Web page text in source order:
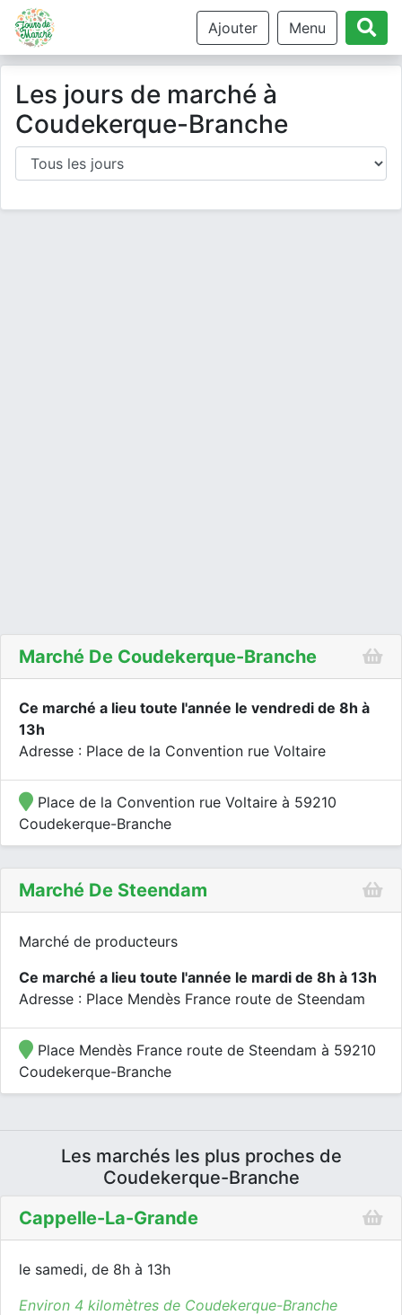
Ajouter Menu
Les jours de marché à
Coudekerque-Branche
Marché De Coudekerque-Branche
Ce marché a lieu toute l'année le vendredi de 8h à
13h
Adresse : Place de la Convention rue Voltaire
Place de la Convention rue Voltaire à 59210
Coudekerque-Branche
Marché De Steendam
Marché de producteurs
Ce marché a lieu toute l'année le mardi de 8h à 13h
Adresse : Place Mendès France route de Steendam
Place Mendès France route de Steendam à 59210
Coudekerque-Branche
Les marchés les plus proches de
Coudekerque-Branche
Cappelle-La-Grande
le samedi, de 8h à 13h
Environ 4 kilomètres de Coudekerque-Branche